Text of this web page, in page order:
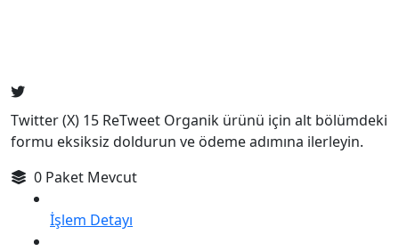
Twitter (X) 15 ReTweet Organik ürünü için alt bölümdeki
formu eksiksiz doldurun ve ödeme adımına ilerleyin.
0 Paket Mevcut
İşlem Detayı